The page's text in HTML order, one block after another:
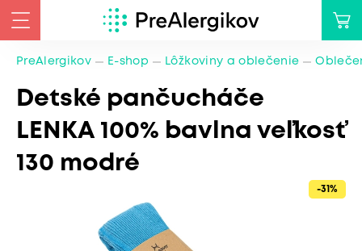
PreAlergikov E-shop Lôžkoviny a oblečenie
Detské pančucháče
LENKA 100% bavlna veľkosť
130 modré
-31%